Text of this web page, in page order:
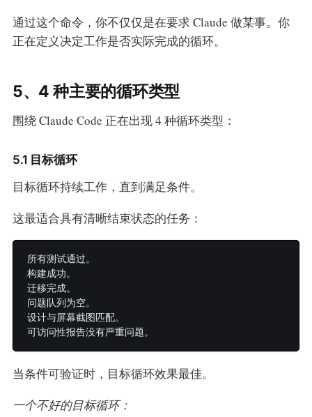
通过这个命令，你不仅仅是在要求 Claude 做某事。你
正在定义决定工作是否实际完成的循环。
5、4 种主要的循环类型
围绕 Claude Code 正在出现 4 种循环类型：
5.1 目标循环
目标循环持续工作，直到满足条件。
这最适合具有清晰结束状态的任务：
所有测试通过。
构建成功。
迁移完成。
问题队列为空。
设计与屏幕截图匹配。
当条件可验证时，目标循环效果最佳。
一个不好的目标循环：